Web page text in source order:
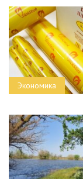
Экономика